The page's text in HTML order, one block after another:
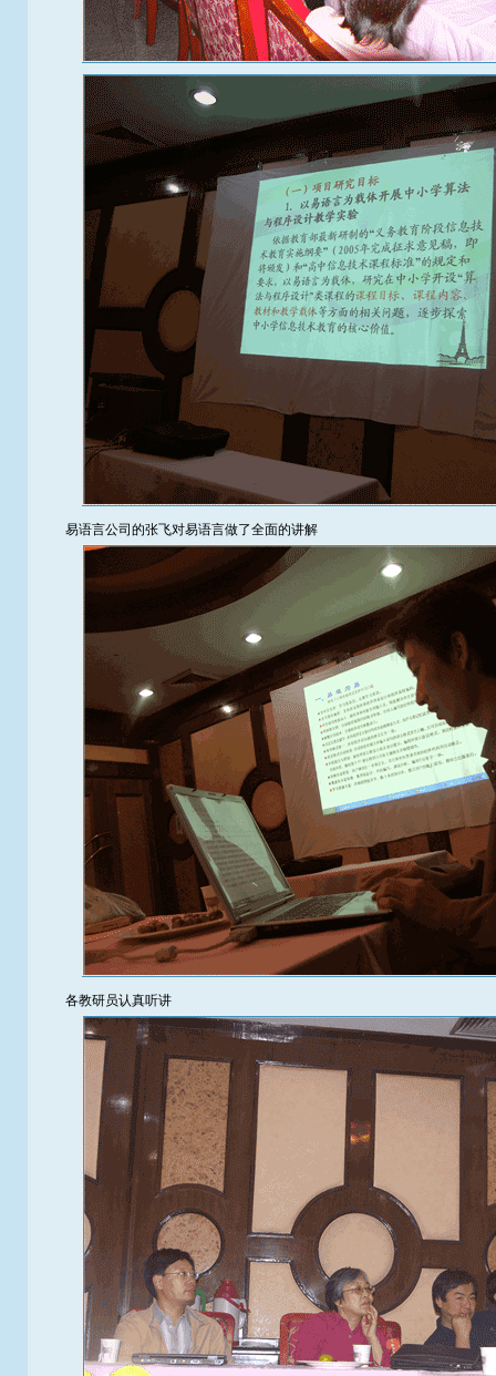
易语言公司的张飞对易语言做了全面的讲解
各教研员认真听讲